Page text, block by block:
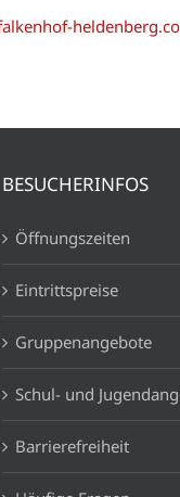
BESUCHERINFOS
Öffnungszeiten
Eintrittspreise
Gruppenangebote
Schul- und
Barrierefreiheit